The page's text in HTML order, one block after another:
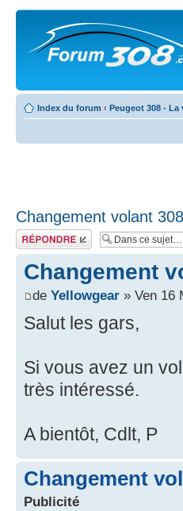
Index du forum ‹ Peugeot 308 - La
Changement volant
Répondre
Changement
de Yellowgear » Ven 16
Salut les gars,
Si vous avez un
très intéressé.
A bientôt, Cdlt, P
Changement
Publicité